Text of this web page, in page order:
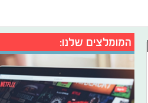
המומלצים שלנו: